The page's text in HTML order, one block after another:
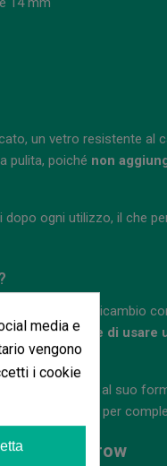
un vetro resistente al
pulita, poiché non
ogni utilizzo, il che
se cerchi un ricambio
strettopermette di usare
più precisa.
14/14,5 mm e al suo
e molto utile per
14 mm Narrow
media e
vengono
i cookie